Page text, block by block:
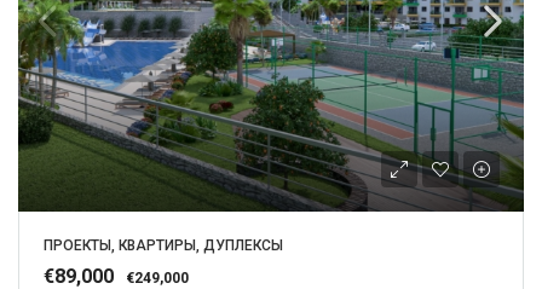
ПРОЕКТЫ, КВАРТИРЫ, ДУПЛЕКСЫ
€89,000 €249,000